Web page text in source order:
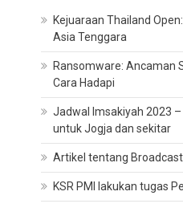
Kejuaraan Thailand
Asia Tenggara
Ransomware: Ancaman
Cara Hadapi
Jadwal Imsakiyah 2023
untuk Jogja dan sekitar
Artikel tentang
KSR PMI lakukan tugas